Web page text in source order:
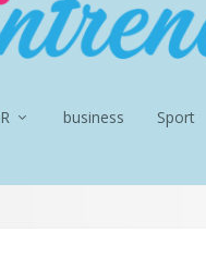
business Sport